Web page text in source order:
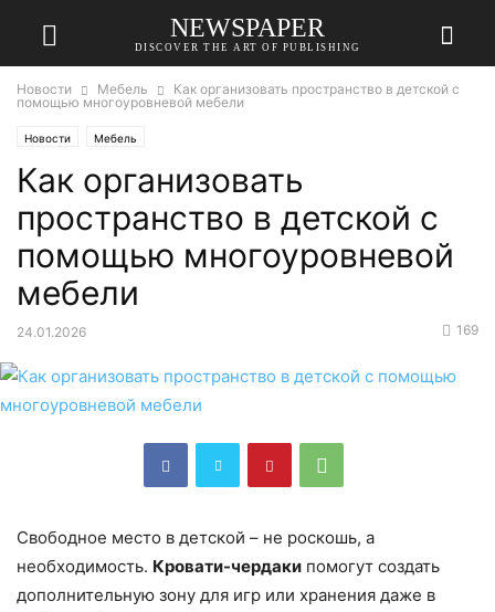
NEWSPAPER
DISCOVER THE ART OF PUBLISHING
Новости Мебель
Как организовать пространство в детской с
помощью многоуровневой мебели
Новости Мебель
Как организовать
пространство в детской с
помощью многоуровневой
мебели
24.01.2026 169
Свободное место в детской – не роскошь, а
необходимость. Кровати-чердаки помогут создать
дополнительную зону для игр или хранения даже в